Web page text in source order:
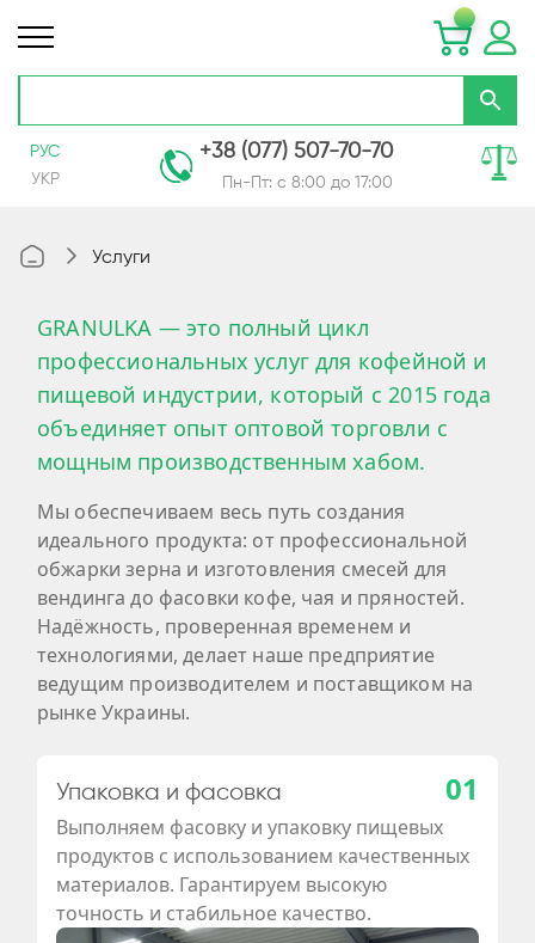
РУС
УКР
+38 (077) 507-70-70
Пн-Пт: с 8:00 до 17:00
Content
Услуги
GRANULKA — это полный цикл
профессиональных услуг для кофейной и
пищевой индустрии, который с 2015 года
объединяет опыт оптовой торговли с
мощным производственным хабом.
Мы обеспечиваем весь путь создания
идеального продукта: от профессиональной
обжарки зерна и изготовления смесей для
вендинга до фасовки кофе, чая и пряностей.
Надёжность, проверенная временем и
технологиями, делает наше предприятие
ведущим производителем и поставщиком на
рынке Украины.
Упаковка и фасовка 01
Выполняем фасовку и упаковку пищевых
продуктов с использованием качественных
материалов. Гарантируем высокую
точность и стабильное качество.